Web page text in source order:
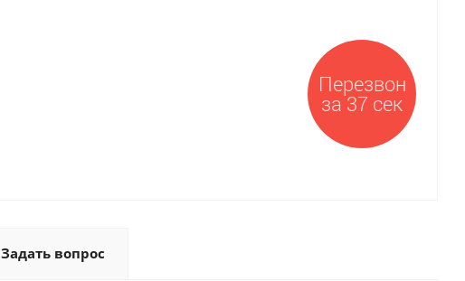
Задать вопрос
Перезвон
за 37 сек